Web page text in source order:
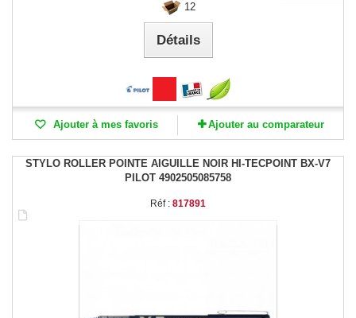
12
Détails
Ajouter à mes favoris Ajouter au comparateur
STYLO ROLLER POINTE AIGUILLE NOIR HI-TECPOINT BX-V7
PILOT 4902505085758
Réf : 817891